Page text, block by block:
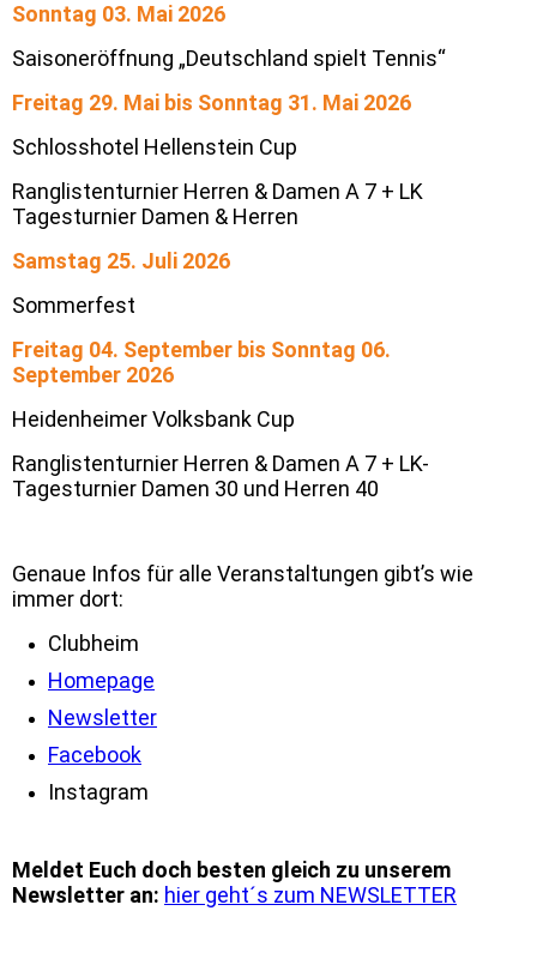
Sonntag 03. Mai 2026
Saisoneröffnung „Deutschland spielt Tennis“
Freitag 29. Mai bis Sonntag 31. Mai 2026
Schlosshotel Hellenstein Cup
Ranglistenturnier Herren & Damen A 7 + LK
Tagesturnier Damen & Herren
Samstag 25. Juli 2026
Sommerfest
Freitag 04. September bis Sonntag 06.
September 2026
Heidenheimer Volksbank Cup
Ranglistenturnier Herren & Damen A 7 + LK-
Tagesturnier Damen 30 und Herren 40
Genaue Infos für alle Veranstaltungen gibt’s wie
immer dort:
Clubheim
Homepage
Newsletter
Facebook
Instagram
Meldet Euch doch besten gleich zu unserem
Newsletter an: hier geht´s zum NEWSLETTER